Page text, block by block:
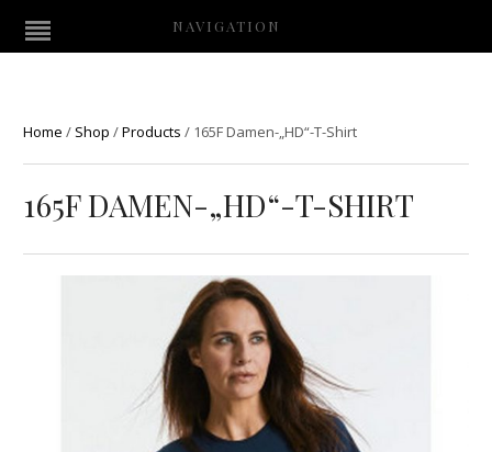
NAVIGATION
Home / Shop /Products / 165F Damen-„HD“-T-Shirt
165F DAMEN-„HD“-T-SHIRT